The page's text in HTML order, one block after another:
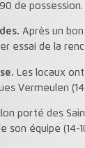
de possession.
Après un
essai de la
Les locaux
Vermeulen
porté des
son équipe (14-